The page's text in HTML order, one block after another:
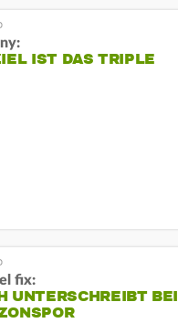
IST DAS TRIPLE
fix:
UNTERSCHREIBT BEI